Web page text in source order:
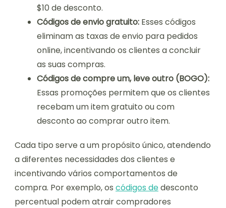
$10 de desconto.
Códigos de envio gratuito: Esses códigos
eliminam as taxas de envio para pedidos
online, incentivando os clientes a concluir
as suas compras.
Códigos de compre um, leve outro (BOGO):
Essas promoções permitem que os clientes
recebam um item gratuito ou com
desconto ao comprar outro item.
Cada tipo serve a um propósito único, atendendo
a diferentes necessidades dos clientes e
incentivando vários comportamentos de
compra. Por exemplo, os códigos dedesconto
percentual podem atrair compradores